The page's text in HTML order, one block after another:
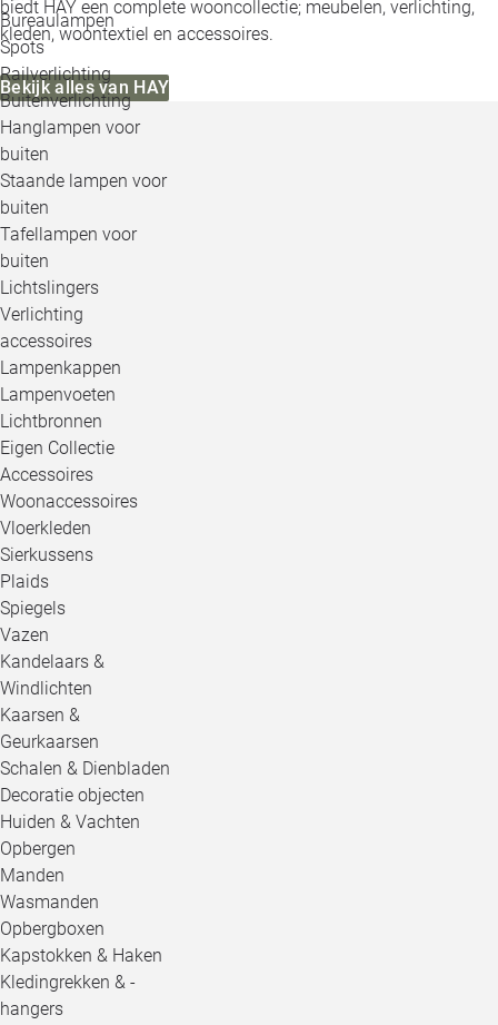
Bureaulampen
Spots
Railverlichting
Buitenverlichting
Hanglampen voor
buiten
Staande lampen voor
buiten
Tafellampen voor
buiten
Lichtslingers
Verlichting
accessoires
Lampenkappen
Lampenvoeten
Lichtbronnen
Eigen Collectie
Accessoires
Woonaccessoires
Vloerkleden
Sierkussens
Plaids
Spiegels
Vazen
Kandelaars &
Windlichten
Kaarsen &
Geurkaarsen
Schalen & Dienbladen
Decoratie objecten
Huiden & Vachten
Opbergen
Manden
Wasmanden
Opbergboxen
Kapstokken & Haken
Kledingrekken & -
hangers
biedt HAY een complete wooncollectie; meubelen, verlichting,
kleden, woontextiel en accessoires.
Bekijk alles van HAY